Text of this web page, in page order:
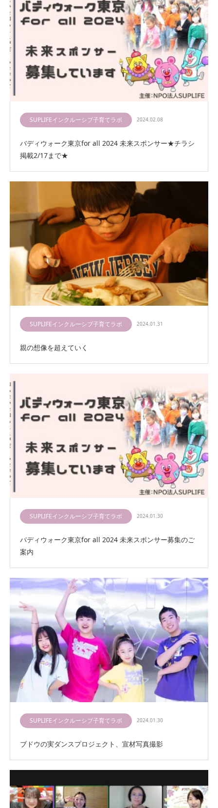
SUPLIFEインクルーシブ子育てラボ 2024.02.08
バディウォーク東京for all 2024 未来スポンサー★チラシ
掲載2/17まで★
SUPLIFEインクルーシブ子育てラボ 2024.01.31
親の想像を超えていく
SUPLIFEインクルーシブ子育てラボ 2024.01.30
バディウォーク東京for all 2024 未来スポンサー募集のご
案内
SUPLIFEインクルーシブ子育てラボ 2024.01.30
ブドウの実ダンスプロジェクト、宣材写真撮影